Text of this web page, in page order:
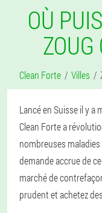
OÙ
Clean Forte Villes
Lancé en Suisse il y
Clean Forte a
nombreuses
demande accrue de
marché de
prudent et achetez